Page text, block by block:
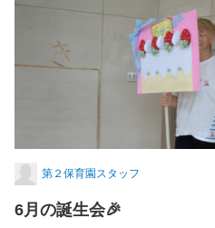
第２保育園スタッフ
6月の誕生会🎉